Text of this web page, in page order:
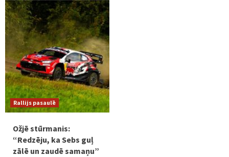
Rallijs pasaulē
Ožjē stūrmanis:
“Redzēju, ka Sebs guļ
zālē un zaudē samaņu”